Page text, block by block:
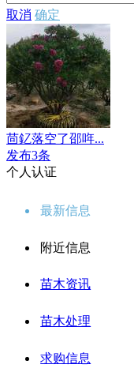
取消 确定
茴釔落空了邵哖...
发布3条
个人认证
最新信息
附近信息
苗木资讯
苗木处理
求购信息